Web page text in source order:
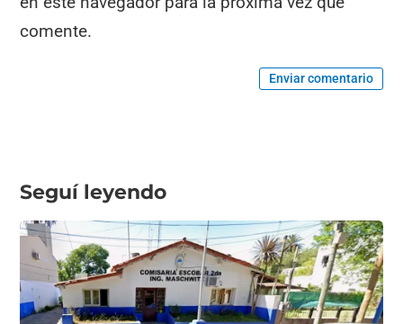
comente.
Enviar comentario
Seguí leyendo